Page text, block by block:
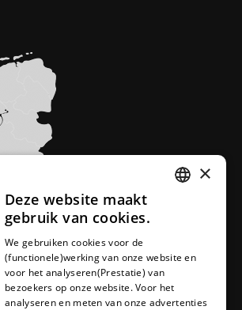
GERMAN
×
Deze website maakt
gebruik van cookies.
We gebruiken cookies voor de
(functionele)werking van onze website en
voor het analyseren(Prestatie) van
bezoekers op onze website. Voor het
analyseren en meten van onze advertenties